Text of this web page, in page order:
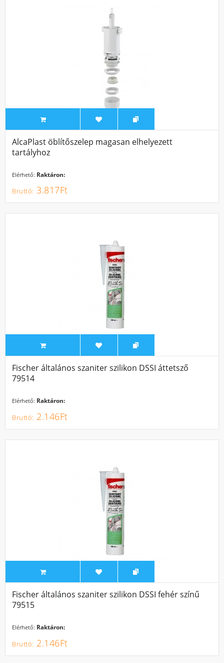
AlcaPlast öblítőszelep magasan elhelyezett
tartályhoz
Elérhető: Raktáron:
3.817Ft
Fischer általános szaniter szilikon DSSI áttetsző
79514
Elérhető: Raktáron:
2.146Ft
Fischer általános szaniter szilikon DSSI fehér színű
79515
Elérhető: Raktáron:
2.146Ft